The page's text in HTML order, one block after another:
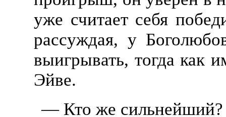
уже считает себя
рассуждая, у
выигрывать, тогда как
Эйве.
— Кто же сильнейший?